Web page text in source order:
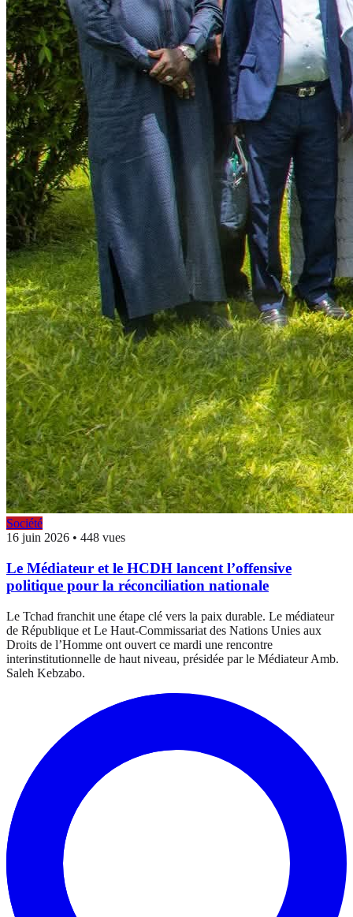
Société
16 juin 2026 • 448 vues
Le Médiateur et le HCDH lancent l’offensive
politique pour la réconciliation nationale
Le Tchad franchit une étape clé vers la paix durable. Le médiateur
de République et Le Haut-Commissariat des Nations Unies aux
Droits de l’Homme ont ouvert ce mardi une rencontre
interinstitutionnelle de haut niveau, présidée par le Médiateur Amb.
Saleh Kebzabo.